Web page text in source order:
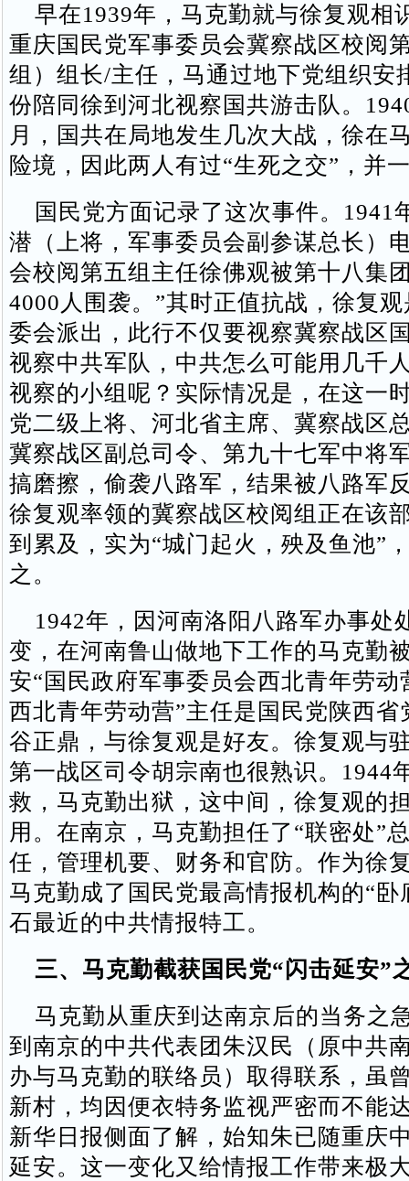
早在1939年，马克勤就与徐复观相
重庆国民党军事委员会冀察战区校阅
组）组长/主任，马通过地下党组织安
份陪同徐到河北视察国共游击队。
月，国共在局地发生几次大战，徐在
险境，因此两人有过“生死之交”，并
国民党方面记录了这次事件。1941
潜（上将，军事委员会副参谋总长）
会校阅第五组主任徐佛观被第十八集
4000人围袭。”其时正值抗战，徐复
委会派出，此行不仅要视察冀察战区
视察中共军队，中共怎么可能用几千
视察的小组呢？实际情况是，在这一
党二级上将、河北省主席、冀察战区
冀察战区副总司令、第九十七军中将
搞磨擦，偷袭八路军，结果被八路军
徐复观率领的冀察战区校阅组正在该
到累及，实为“城门起火，殃及鱼池”
之。
1942年，因河南洛阳八路军办事处
变，在河南鲁山做地下工作的马克勤
安“国民政府军事委员会西北青年劳动
西北青年劳动营”主任是国民党陕西省
谷正鼎，与徐复观是好友。徐复观与
第一战区司令胡宗南也很熟识。1944
救，马克勤出狱，这中间，徐复观的
用。在南京，马克勤担任了“联密处”
任，管理机要、财务和官防。作为徐
马克勤成了国民党最高情报机构的“卧
石最近的中共情报特工。
三、马克勤截获国民党“闪击延安”
马克勤从重庆到达南京后的当务之
到南京的中共代表团朱汉民（原中共
办与马克勤的联络员）取得联系，虽
新村，均因便衣特务监视严密而不能
新华日报侧面了解，始知朱已随重庆
延安。这一变化又给情报工作带来极